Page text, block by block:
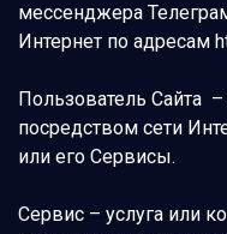
мессенджера
Интернет по адресам
Пользователь Сайта
посредством сети
или его Сервисы.
Сервис – услуга или